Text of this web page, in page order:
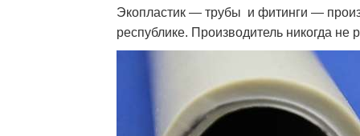
Экопластик — трубы и фитинги —
республике. Производитель никогда